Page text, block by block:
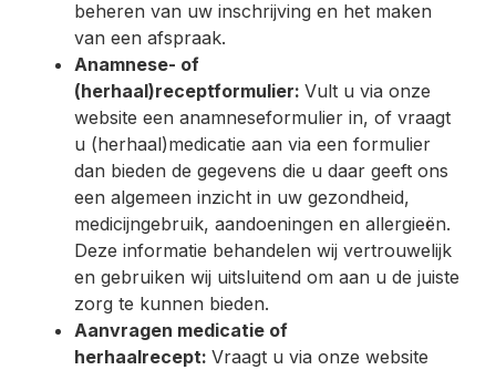
beheren van uw inschrijving en het maken
van een afspraak.
Anamnese- of
(herhaal)receptformulier: Vult u via onze
website een anamneseformulier in, of vraagt
u (herhaal)medicatie aan via een formulier
dan bieden de gegevens die u daar geeft ons
een algemeen inzicht in uw gezondheid,
medicijngebruik, aandoeningen en allergieën.
Deze informatie behandelen wij vertrouwelijk
en gebruiken wij uitsluitend om aan u de juiste
zorg te kunnen bieden.
Aanvragen medicatie of
herhaalrecept: Vraagt u via onze website